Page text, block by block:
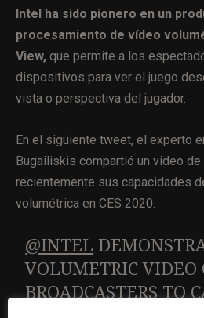
Intel ha sido pionero en un
procesamiento de vídeo
View, que permite a los
dispositivos para ver el juego
vista o perspectiva del jugador.
En el siguiente tweet, el experto
Bugailiskis compartió un video
recientemente sus capacidades
volumétrica en CES 2020.
@INTEL
VOLUMETRIC
BROADCASTERS TO